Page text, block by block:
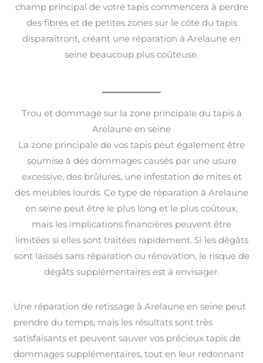
champ principal de votre tapis commencera à perdre
des fibres et de petites zones sur le côté du tapis
disparaîtront, créant une réparation à Arelaune en
seine beaucoup plus coûteuse.
Trou et dommage sur la zone principale du tapis à
Arelaune en seine
La zone principale de vos tapis peut également être
soumise à des dommages causés par une usure
excessive, des brûlures, une infestation de mites et
des meubles lourds. Ce type de réparation à Arelaune
en seine peut être le plus long et le plus coûteux,
mais les implications financières peuvent être
limitées si elles sont traitées rapidement. Si les dégâts
sont laissés sans réparation ou rénovation, le risque de
dégâts supplémentaires est à envisager.
Une réparation de retissage à Arelaune en seine peut
prendre du temps, mais les résultats sont très
satisfaisants et peuvent sauver vos précieux tapis de
dommages supplémentaires, tout en leur redonnant